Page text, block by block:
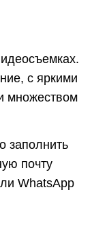
с яркими
множеством
заполнить
почту
WhatsApp